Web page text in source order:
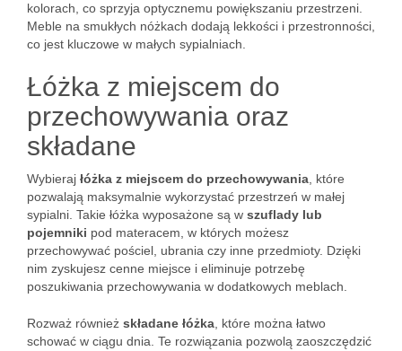
kolorach, co sprzyja optycznemu powiększaniu przestrzeni.
Meble na smukłych nóżkach dodają lekkości i przestronności,
co jest kluczowe w małych sypialniach.
Łóżka z miejscem do
przechowywania oraz
składane
Wybieraj łóżka z miejscem do przechowywania , które
pozwalają maksymalnie wykorzystać przestrzeń w małej
sypialni. Takie łóżka wyposażone są w szuflady lub
pojemniki pod materacem, w których możesz
przechowywać pościel, ubrania czy inne przedmioty. Dzięki
nim zyskujesz cenne miejsce i eliminuje potrzebę
poszukiwania przechowywania w dodatkowych meblach.
Rozważ również składane łóżka , które można łatwo
schować w ciągu dnia. Te rozwiązania pozwolą zaoszczędzić